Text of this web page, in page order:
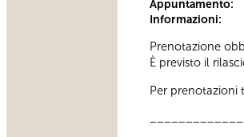
Appuntamento:
Informazioni:
Prenotazione
È previsto il
Per prenotazioni